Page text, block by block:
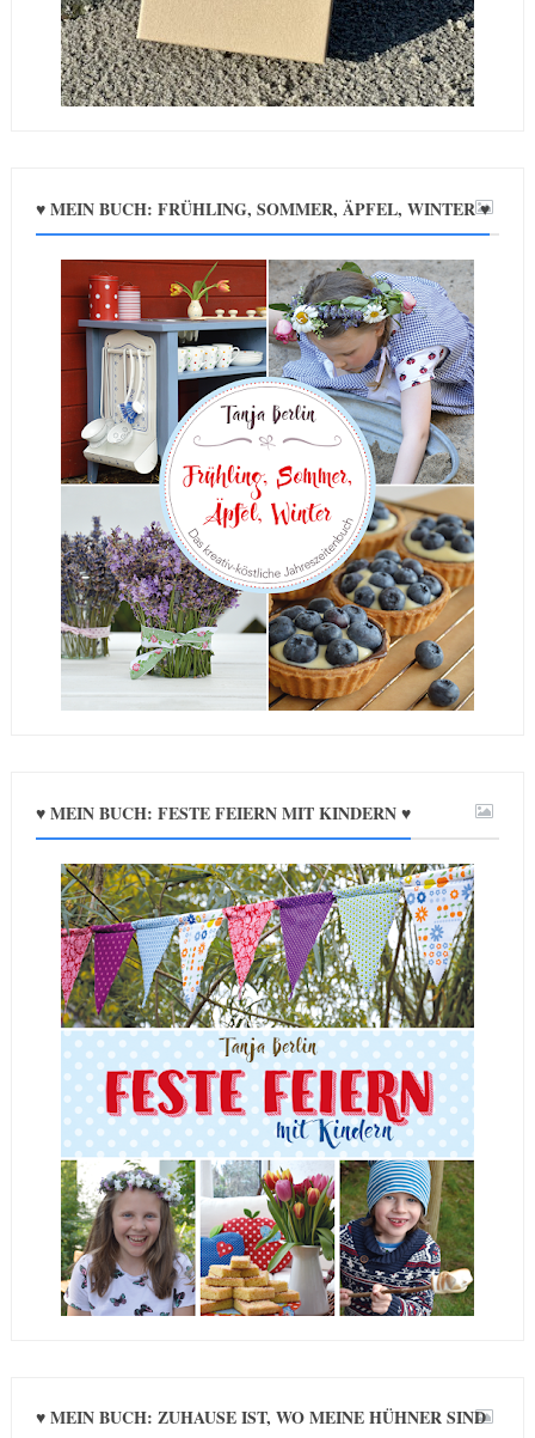
♥ MEIN BUCH: FRÜHLING, SOMMER, ÄPFEL, WINTER ♥
♥ MEIN BUCH: FESTE FEIERN MIT KINDERN ♥
♥ MEIN BUCH: ZUHAUSE IST, WO MEINE HÜHNER SIND